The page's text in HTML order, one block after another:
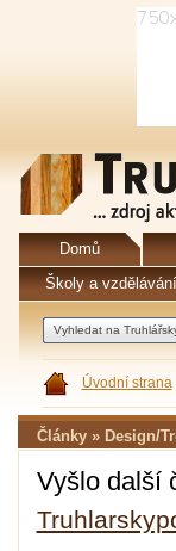
Domů
Školy a vzdělávání
Úvodní strana
Články » Design/
Vyšlo další